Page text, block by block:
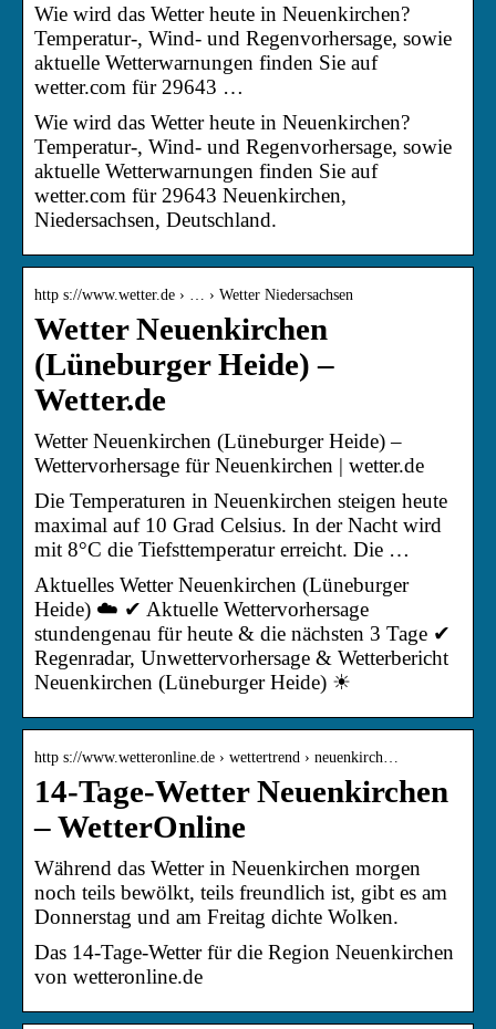
Wie wird das Wetter heute in Neuenkirchen?
Temperatur-, Wind- und Regenvorhersage, sowie
aktuelle Wetterwarnungen finden Sie auf
wetter.com für 29643 …
Wie wird das Wetter heute in Neuenkirchen?
Temperatur-, Wind- und Regenvorhersage, sowie
aktuelle Wetterwarnungen finden Sie auf
wetter.com für 29643 Neuenkirchen,
Niedersachsen, Deutschland.
http s://www.wetter.de › … › Wetter Niedersachsen
Wetter Neuenkirchen
(Lüneburger Heide) –
Wetter.de
Wetter Neuenkirchen (Lüneburger Heide) –
Wettervorhersage für Neuenkirchen | wetter.de
Die Temperaturen in Neuenkirchen steigen heute
maximal auf 10 Grad Celsius. In der Nacht wird
mit 8°C die Tiefsttemperatur erreicht. Die …
Aktuelles Wetter Neuenkirchen (Lüneburger
Heide) ☁️ ✔ Aktuelle Wettervorhersage
stundengenau für heute & die nächsten 3 Tage ✔
Regenradar, Unwettervorhersage & Wetterbericht
Neuenkirchen (Lüneburger Heide) ☀
http s://www.wetteronline.de › wettertrend › neuenkirch…
14-Tage-Wetter Neuenkirchen
– WetterOnline
Während das Wetter in Neuenkirchen morgen
noch teils bewölkt, teils freundlich ist, gibt es am
Donnerstag und am Freitag dichte Wolken.
Das 14-Tage-Wetter für die Region Neuenkirchen
von wetteronline.de